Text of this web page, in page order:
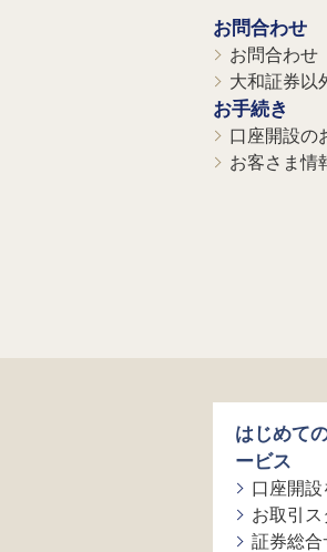
お問合わせ
お問合わせ
大和証券以
お手続き
口座開設の
お客さま情
はじめて
ービス
口座開
お取引ス
証券総合